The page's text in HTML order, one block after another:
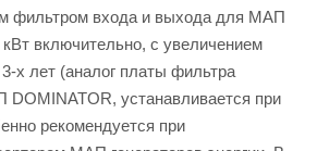
фильтром входа и выхода для МАП
включительно, с увеличением
х лет (аналог платы фильтра
устанавливается при
рекомендуется при